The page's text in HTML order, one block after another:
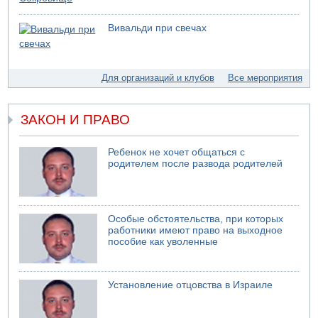
05.08.2026 10:19
Хуситы сообщают об атаке по Саудовскому танкеру
05.08.2026 10:16
Левые активисты пытались ворваться в офис
05.08.2026 06:42
В Дубае поднимается дым над портом
Еще один меморандум для Ирана
Вивальди при свечах
Для организаций и клубов Все мероприятия
ЗАКОН И ПРАВО
Ребенок не хочет общаться с
родителем после развода родителей
Особые обстоятельства, при которых
работники имеют право на выходное
пособие как уволенные
Установление отцовства в Израиле